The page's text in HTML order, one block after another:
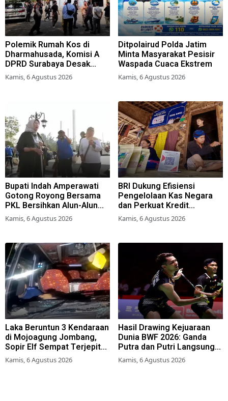
Polemik Rumah Kos di
Dharmahusada, Komisi A
DPRD Surabaya Desak
Pemkot Terbitkan Perwali
Perda Hunian Layak
Kamis, 6 Agustus 2026
Ditpolairud Polda Jatim
Minta Masyarakat Pesisir
Waspada Cuaca Ekstrem
Kamis, 6 Agustus 2026
Bupati Indah Amperawati
Gotong Royong Bersama
PKL Bersihkan Alun-Alun
Lumajang
Kamis, 6 Agustus 2026
BRI Dukung Efisiensi
Pengelolaan Kas Negara
dan Perkuat Kredit
Berkualitas demi Dongkrak
Sektor Riil
Kamis, 6 Agustus 2026
Laka Beruntun 3 Kendaraan
di Mojoagung Jombang,
Sopir Elf Sempat Terjepit
Kemudi
Kamis, 6 Agustus 2026
Hasil Drawing Kejuaraan
Dunia BWF 2026: Ganda
Putra dan Putri Langsung
Lolos Babak Kedua, 6 Wakil
Bertarung dari Awal
Kamis, 6 Agustus 2026